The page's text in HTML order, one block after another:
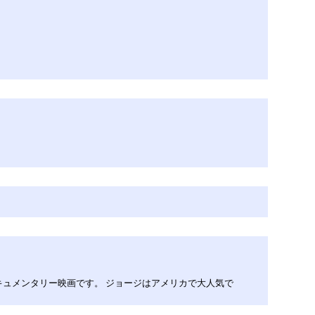
メンタリー映画です。 ジョージはアメリカで大人気で